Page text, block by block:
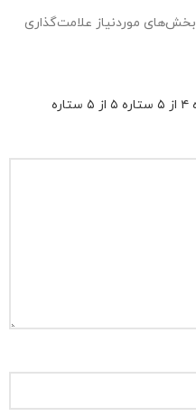
بخش‌های موردنیاز علامت‌گذاری
۴ از ۵ ستاره ۵ از ۵ ستاره